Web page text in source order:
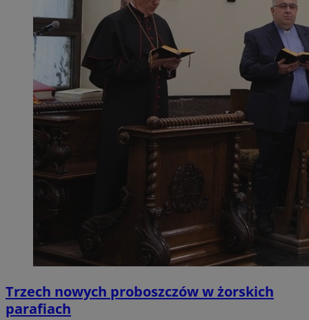
Trzech nowych proboszczów w żorskich
parafiach